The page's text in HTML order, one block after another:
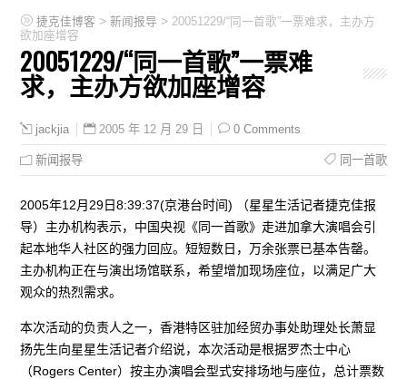
捷克佳博客 >新闻报导 > 20051229/“同一首歌”一票难求，主办方
欲加座增容
20051229/“同一首歌”一票难
求，主办方欲加座增容
jackjia 2005 年 12 月 29 日 0 Comments
新闻报导 同一首歌
2005年12月29日8:39:37(京港台时间) （星星生活记者捷克佳报
导）主办机构表示，中国央视《同一首歌》走进加拿大演唱会引
起本地华人社区的强力回应。短短数日，万余张票已基本告罄。
主办机构正在与演出场馆联系，希望增加现场座位，以满足广大
观众的热烈需求。
本次活动的负责人之一，香港特区驻加经贸办事处助理处长萧显
扬先生向星星生活记者介绍说，本次活动是根据罗杰士中心
（Rogers Center）按主办演唱会型式安排场地与座位，总计票数